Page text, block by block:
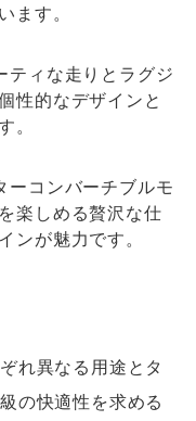
ます。
ティな走りとラグジ
性的なデザインと
。
ーコンバーチブルモ
楽しめる贅沢な仕
ンが魅力です。
れ異なる用途とタ
の快適性を求める